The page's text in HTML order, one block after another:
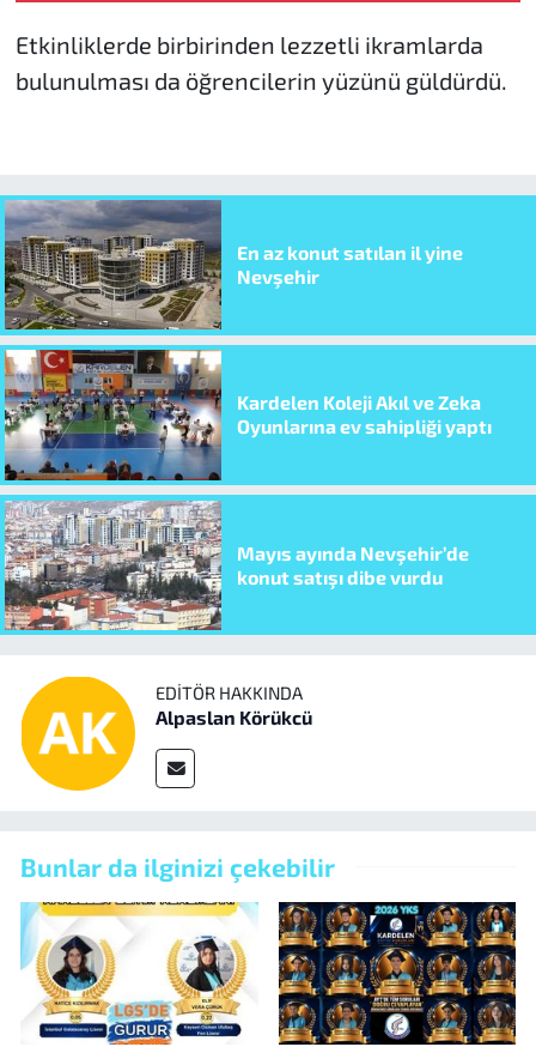
Etkinliklerde birbirinden lezzetli ikramlarda
bulunulması da öğrencilerin yüzünü güldürdü.
En az konut satılan il yine
Nevşehir
Kardelen Koleji Akıl ve Zeka
Oyunlarına ev sahipliği yaptı
Mayıs ayında Nevşehir’de
konut satışı dibe vurdu
EDITÖR HAKKINDA
Alpaslan Körükcü
Bunlar da ilginizi çekebilir